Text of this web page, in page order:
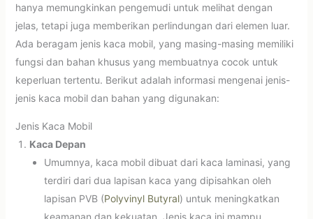
hanya memungkinkan pengemudi untuk melihat dengan
jelas, tetapi juga memberikan perlindungan dari elemen luar.
Ada beragam jenis kaca mobil, yang masing-masing memiliki
fungsi dan bahan khusus yang membuatnya cocok untuk
keperluan tertentu. Berikut adalah informasi mengenai jenis-
jenis kaca mobil dan bahan yang digunakan:
Jenis Kaca Mobil
Kaca Depan
Umumnya, kaca mobil dibuat dari kaca laminasi, yang
terdiri dari dua lapisan kaca yang dipisahkan oleh
lapisan PVB (Polyvinyl Butyral) untuk meningkatkan
keamanan dan kekuatan. Jenis kaca ini mampu